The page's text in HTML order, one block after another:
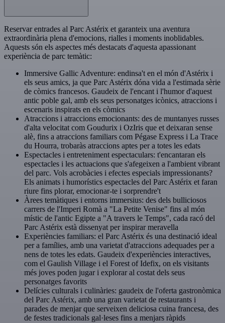
Reservar entrades al Parc Astérix et garanteix una aventura
extraordinària plena d'emocions, rialles i moments inoblidables.
Aquests són els aspectes més destacats d'aquesta apassionant
experiència de parc temàtic:
Immersive Gallic Adventure: endinsa't en el món d'Astérix i
els seus amics, ja que Parc Astérix dóna vida a l'estimada sèrie
de còmics francesos. Gaudeix de l'encant i l'humor d'aquest
antic poble gal, amb els seus personatges icònics, atraccions i
escenaris inspirats en els còmics
Atraccions i atraccions emocionants: des de muntanyes russes
d'alta velocitat com Goudurix i OzIris que et deixaran sense
alè, fins a atraccions familiars com Pégase Express i La Trace
du Hourra, trobaràs atraccions aptes per a totes les edats
Espectacles i entreteniment espectaculars: t'encantaran els
espectacles i les actuacions que s'afegeixen a l'ambient vibrant
del parc. Vols acrobàcies i efectes especials impressionants?
Els animats i humorístics espectacles del Parc Astérix et faran
riure fins plorar, emocionar-te i sorprendre't
Àrees temàtiques i entorns immersius: des dels bulliciosos
carrers de l'Imperi Romà a "La Petite Venise" fins al món
místic de l'antic Egipte a "A travers le Temps", cada racó del
Parc Astérix està dissenyat per inspirar meravella
Experiències familiars: el Parc Astérix és una destinació ideal
per a famílies, amb una varietat d'atraccions adequades per a
nens de totes les edats. Gaudeix d'experiències interactives,
com el Gaulish Village i el Forest of Idefix, on els visitants
més joves poden jugar i explorar al costat dels seus
personatges favorits
Delícies culturals i culinàries: gaudeix de l'oferta gastronòmica
del Parc Astérix, amb una gran varietat de restaurants i
parades de menjar que serveixen deliciosa cuina francesa, des
de festes tradicionals gal·leses fins a menjars ràpids